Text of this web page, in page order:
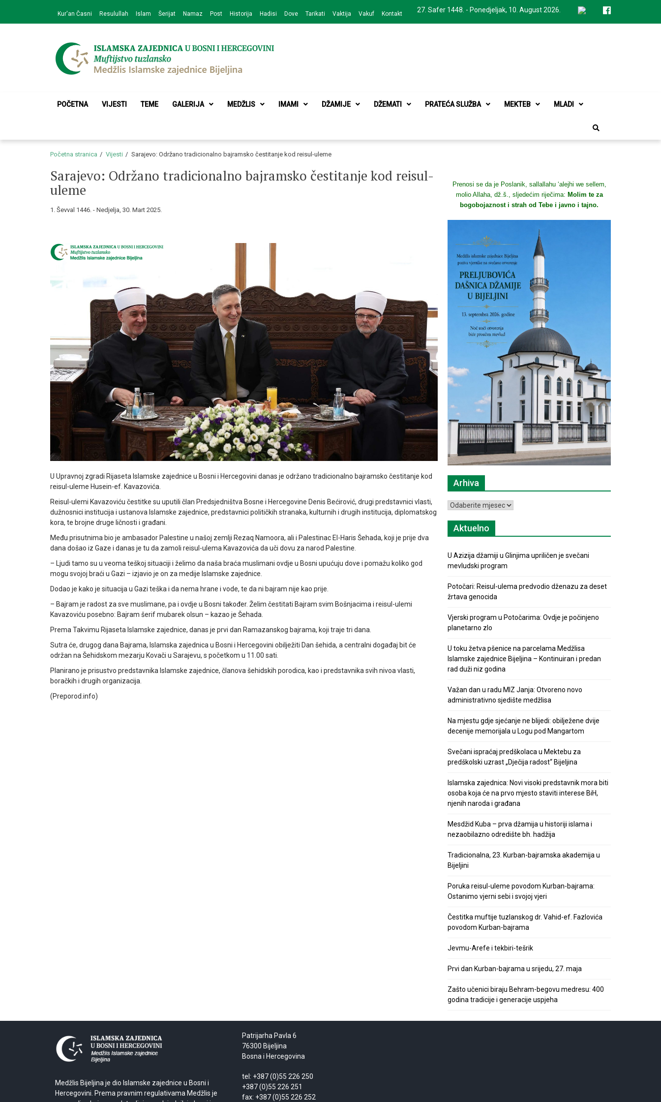
navigation
content
27. Safer 1448. - Ponedjeljak, 10. August 2026.
Kur'an Časni Resulullah Islam Šerijat Namaz Post Historija Hadisi Dove Tarikati Vaktija Vakuf Kontakt
Medžlis Islamske zajednice Bijeljina
POČETNA VIJESTI TEME GALERIJA MEDŽLIS IMAMI DŽAMIJE DŽEMATI PRATEĆA SLUŽBA MEKTEB MLADI
Početna stranica Vijesti Sarajevo: Održano tradicionalno bajramsko čestitanje kod reisul-uleme
Sarajevo: Održano tradicionalno bajramsko čestitanje kod reisul-
uleme
1. Ševval 1446. - Nedjelja, 30. Mart 2025.
U Upravnoj zgradi Rijaseta Islamske zajednice u Bosni i Hercegovini danas je održano tradicionalno bajramsko čestitanje kod
reisul-uleme Husein-ef. Kavazovića.
Reisul-ulemi Kavazoviću čestitke su uputili član Predsjedništva Bosne i Hercegovine Denis Bećirović, drugi predstavnici vlasti,
dužnosnici institucija i ustanova Islamske zajednice, predstavnici političkih stranaka, kulturnih i drugih institucija, diplomatskog
kora, te brojne druge ličnosti i građani.
Među prisutnima bio je ambasador Palestine u našoj zemlji Rezaq Namoora, ali i Palestinac El-Haris Šehada, koji je prije dva
dana došao iz Gaze i danas je tu da zamoli reisul-ulema Kavazovića da uči dovu za narod Palestine.
– Ljudi tamo su u veoma teškoj situaciji i želimo da naša braća muslimani ovdje u Bosni upućuju dove i pomažu koliko god
mogu svojoj braći u Gazi – izjavio je on za medije Islamske zajednice.
Dodao je kako je situacija u Gazi teška i da nema hrane i vode, te da ni bajram nije kao prije.
– Bajram je radost za sve muslimane, pa i ovdje u Bosni također. Želim čestitati Bajram svim Bošnjacima i reisul-ulemi
Kavazoviću posebno: Bajram šerif mubarek olsun – kazao je Šehada.
Prema Takvimu Rijaseta Islamske zajednice, danas je prvi dan Ramazanskog bajrama, koji traje tri dana.
Sutra će, drugog dana Bajrama, Islamska zajednica u Bosni i Hercegovini obilježiti Dan šehida, a centralni događaj bit će
održan na Šehidskom mezarju Kovači u Sarajevu, s početkom u 11.00 sati.
Planirano je prisustvo predstavnika Islamske zajednice, članova šehidskih porodica, kao i predstavnika svih nivoa vlasti,
boračkih i drugih organizacija.
(Preporod.info)
Prenosi se da je Poslanik, sallallahu ‘alejhi we sellem,
molio Allaha, dž.š., sljedećim riječima: Molim te za
bogobojaznost i strah od Tebe i javno i tajno.
Arhiva
Arhiva
Aktuelno
U Azizija džamiji u Glinjima upriličen je svečani
mevludski program
Potočari: Reisul-ulema predvodio dženazu za deset
žrtava genocida
Vjerski program u Potočarima: Ovdje je počinjeno
planetarno zlo
U toku žetva pšenice na parcelama Medžlisa
Islamske zajednice Bijeljina – Kontinuiran i predan
rad duži niz godina
Važan dan u radu MIZ Janja: Otvoreno novo
administrativno sjedište medžlisa
Na mjestu gdje sjećanje ne blijedi: obilježene dvije
decenije memorijala u Logu pod Mangartom
Svečani ispraćaj predškolaca u Mektebu za
predškolski uzrast „Dječija radost“ Bijeljina
Islamska zajednica: Novi visoki predstavnik mora biti
osoba koja će na prvo mjesto staviti interese BiH,
njenih naroda i građana
Mesdžid Kuba – prva džamija u historiji islama i
nezaobilazno odredište bh. hadžija
Tradicionalna, 23. Kurban-bajramska akademija u
Bijeljini
Poruka reisul-uleme povodom Kurban-bajrama:
Ostanimo vjerni sebi i svojoj vjeri
Čestitka muftije tuzlanskog dr. Vahid-ef. Fazlovića
povodom Kurban-bajrama
Jevmu-Arefe i tekbiri-tešrik
Prvi dan Kurban-bajrama u srijedu, 27. maja
Zašto učenici biraju Behram-begovu medresu: 400
godina tradicije i generacije uspjeha
Medžlis Bijeljina je dio Islamske zajednice u Bosni i
Hercegovini. Prema pravnim regulativama Medžlis je
Patrijarha Pavla 6
76300 Bijeljina
Bosna i Hercegovina
tel: +387 (0)55 226 250
+387 (0)55 226 251
fax: +387 (0)55 226 252